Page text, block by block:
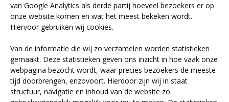
van Google Analytics als derde partij hoeveel bezoekers er op
onze website komen en wat het meest bekeken wordt.
Hiervoor gebruiken wij cookies.
Van de informatie die wij zo verzamelen worden statistieken
gemaakt. Deze statistieken geven ons inzicht in hoe vaak onze
webpagina bezocht wordt, waar precies bezoekers de meeste
tijd doorbrengen, enzovoort. Hierdoor zijn wij in staat
structuur, navigatie en inhoud van de website zo